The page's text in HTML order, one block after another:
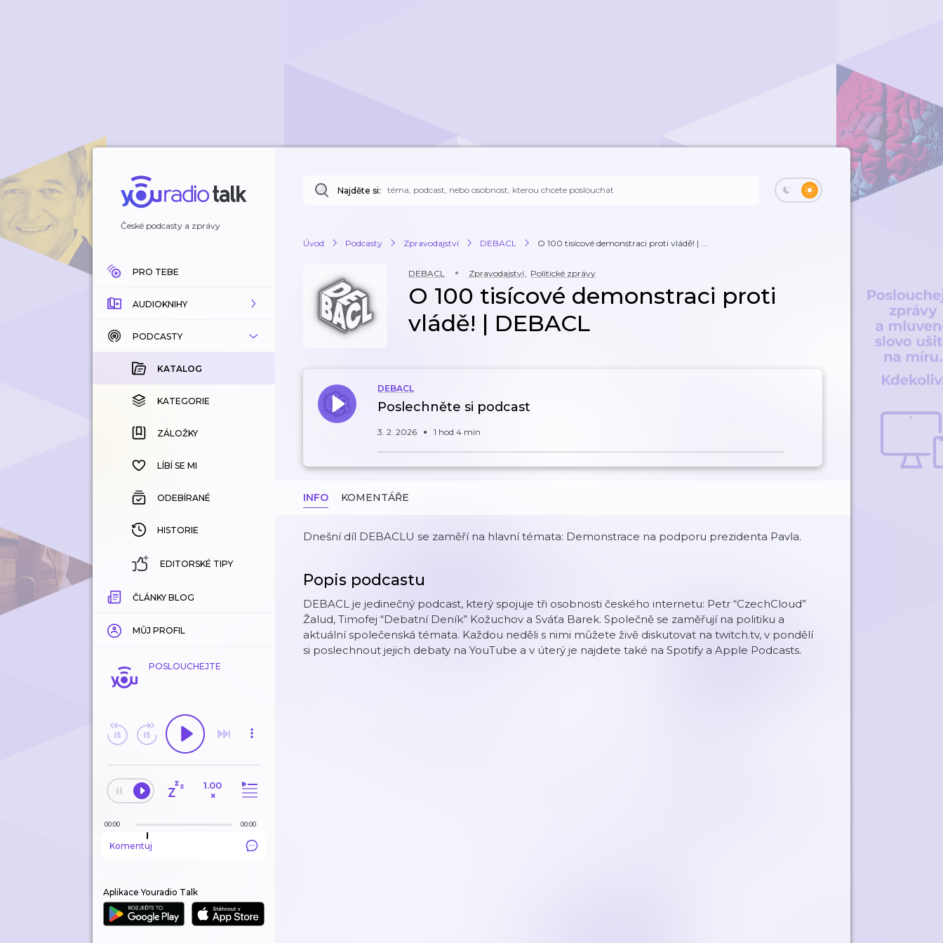
České podcasty a zprávy
PRO TEBE
AUDIOKNIHY
KATALOG
KOUPENÉ
KATEGORIE
ZÁLOŽKY
HISTORIE
PODCASTY
KATALOG
KATEGORIE
ZÁLOŽKY
LÍBÍ SE MI
ODEBÍRANÉ
HISTORIE
EDITORSKÉ TIPY
ČLÁNKY BLOG
MŮJ PROFIL
POSLOUCHEJTE
1.00
×
00:00 00:00
Komentuj
Aplikace Youradio Talk
Najděte si:
Úvod Podcasty Zpravodajství DEBACL O 100 tisícové demonstraci proti vládě! | ...
DEBACL Zpravodajství, Politické zprávy
O 100 tisícové demonstraci proti
vládě! | DEBACL
DEBACL
Poslechněte si podcast
3. 2. 2026 1 hod 4 min
INFO KOMENTÁŘE
Dnešní díl DEBACLU se zaměří na hlavní témata: Demonstrace na podporu prezidenta Pavla.
Popis podcastu
DEBACL je jedinečný podcast, který spojuje tři osobnosti českého internetu: Petr “CzechCloud”
Žalud, Timofej “Debatní Deník” Kožuchov a Sváťa Barek. Společně se zaměřují na politiku a
aktuální společenská témata. Každou neděli s nimi můžete živě diskutovat na twitch.tv, v pondělí
si poslechnout jejich debaty na YouTube a v úterý je najdete také na Spotify a Apple Podcasts.